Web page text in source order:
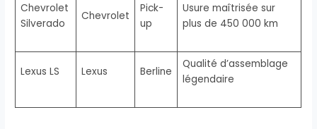
Chevrolet
Silverado
Chevrolet
Pick-
up
Usure maîtrisée sur
plus de 450 000 km
Lexus LS Lexus Berline
Qualité d’assemblage
légendaire